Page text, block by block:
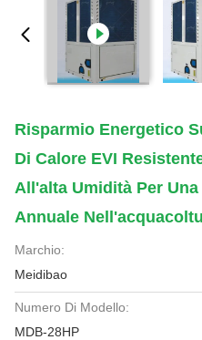
Risparmio Energetico
Di Calore EVI
All'alta Umidità Per
Annuale
Marchio:
Meidibao
Numero Di Modello:
MDB-28HP